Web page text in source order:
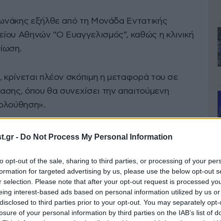
- Do Not Process My Personal Information
opt-out of the sale, sharing to third parties, or processing of your
for targeted advertising by us, please use the below opt-out
selection. Please note that after your opt-out request is processed
interest-based ads based on personal information utilized by us
to third parties prior to your opt-out. You may separately
of your personal information by third parties on the IAB’s list of
εξήλθε από τη Μονάδα Εντατικής
Αθηνών “Ο Ευαγγελισμός”, καθώς η κλινική
κρίνεται πλέον σκόπιμη η μεταφορά του σε
όπου θα συνεχίσει την απαιτούμενη
, με μια φορτισμένη ανάρτηση στα
πως ο υφυπουργός παρά τω πρωθυπουργώ
έχοντας πλέον μπροστά του τον δρόμο